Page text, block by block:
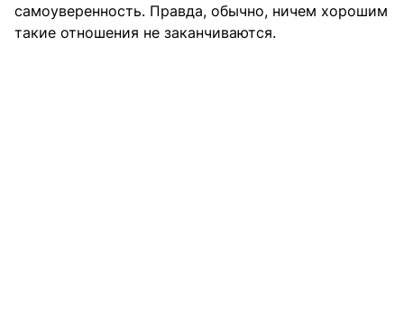
самоуверенность. Правда, обычно, ничем хорошим
такие отношения не заканчиваются.